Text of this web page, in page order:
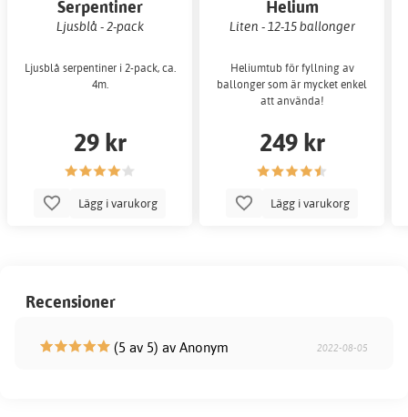
Serpentiner
Ljusblå - 2-pack
Ljusblå serpentiner i 2-pack, ca.
4m.
29 kr
Lägg i varukorg
Helium
Liten - 12-15 ballonger
Heliumtub för fyllning av
ballonger som är mycket enkel
att använda!
249 kr
Lägg i varukorg
Recensioner
(5 av 5) av Anonym 2022-08-05